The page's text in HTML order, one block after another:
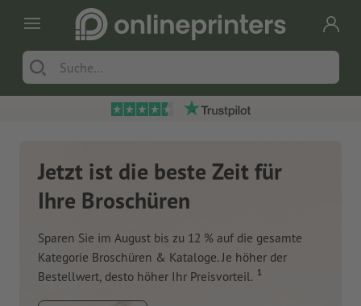
Jetzt ist die beste Zeit für
Ihre Broschüren
Sparen Sie im August bis zu 12 % auf die gesamte
Kategorie Broschüren & Kataloge. Je höher der
Bestellwert, desto höher Ihr Preisvorteil. 1